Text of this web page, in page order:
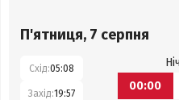
П'ятниця, 7 серпня
Схід:05:08
Захід:19:57
Ніч
00:00